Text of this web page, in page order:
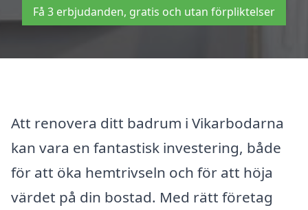
Få 3 erbjudanden, gratis och utan förpliktelser
Att renovera ditt badrum i Vikarbodarna
kan vara en fantastisk investering, både
för att öka hemtrivseln och för att höja
värdet på din bostad. Med rätt företag